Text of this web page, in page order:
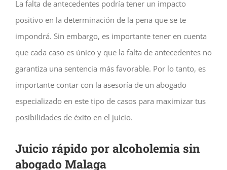
La falta de antecedentes podría tener un impacto
positivo en la determinación de la pena que se te
impondrá. Sin embargo, es importante tener en cuenta
que cada caso es único y que la falta de antecedentes no
garantiza una sentencia más favorable. Por lo tanto, es
importante contar con la asesoría de un abogado
especializado en este tipo de casos para maximizar tus
posibilidades de éxito en el juicio.
Juicio rápido por alcoholemia sin
abogado Malaga